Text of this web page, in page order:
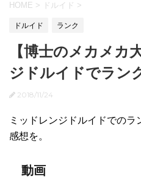
HOME > ドルイド >
ドルイド ランク
【博士のメカメカ
ジドルイドでラン
2018/11/24
ミッドレンジドルイドでの
感想を。
動画